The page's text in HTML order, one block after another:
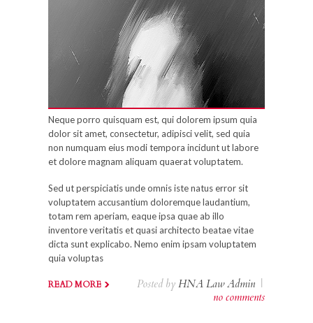
Neque porro quisquam est, qui dolorem ipsum quia
dolor sit amet, consectetur, adipisci velit, sed quia
non numquam eius modi tempora incidunt ut labore
et dolore magnam aliquam quaerat voluptatem.
Sed ut perspiciatis unde omnis iste natus error sit
voluptatem accusantium doloremque laudantium,
totam rem aperiam, eaque ipsa quae ab illo
inventore veritatis et quasi architecto beatae vitae
dicta sunt explicabo. Nemo enim ipsam voluptatem
quia voluptas
READ MORE Posted by HNA Law Admin |
no comments